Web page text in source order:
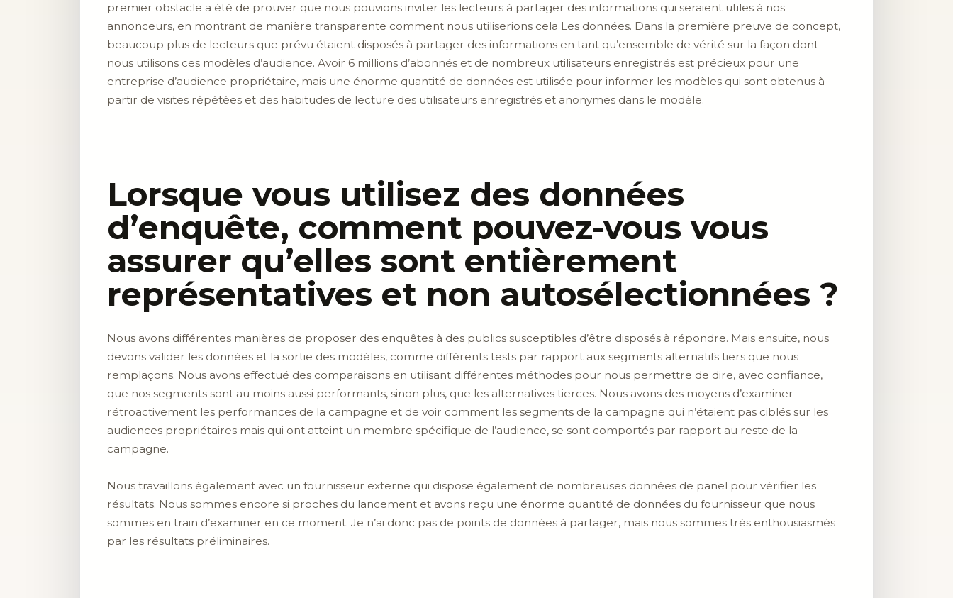
premier obstacle a été de prouver que nous pouvions inviter les lecteurs à partager des informations qui seraient utiles à nos
annonceurs, en montrant de manière transparente comment nous utiliserions cela Les données. Dans la première preuve de concept,
beaucoup plus de lecteurs que prévu étaient disposés à partager des informations en tant qu’ensemble de vérité sur la façon dont
nous utilisons ces modèles d’audience. Avoir 6 millions d’abonnés et de nombreux utilisateurs enregistrés est précieux pour une
entreprise d’audience propriétaire, mais une énorme quantité de données est utilisée pour informer les modèles qui sont obtenus à
partir de visites répétées et des habitudes de lecture des utilisateurs enregistrés et anonymes dans le modèle.
Lorsque vous utilisez des données
d’enquête, comment pouvez-vous vous
assurer qu’elles sont entièrement
représentatives et non autosélectionnées ?
Nous avons différentes manières de proposer des enquêtes à des publics susceptibles d’être disposés à répondre. Mais ensuite, nous
devons valider les données et la sortie des modèles, comme différents tests par rapport aux segments alternatifs tiers que nous
remplaçons. Nous avons effectué des comparaisons en utilisant différentes méthodes pour nous permettre de dire, avec confiance,
que nos segments sont au moins aussi performants, sinon plus, que les alternatives tierces. Nous avons des moyens d’examiner
rétroactivement les performances de la campagne et de voir comment les segments de la campagne qui n’étaient pas ciblés sur les
audiences propriétaires mais qui ont atteint un membre spécifique de l’audience, se sont comportés par rapport au reste de la
campagne.
Nous travaillons également avec un fournisseur externe qui dispose également de nombreuses données de panel pour vérifier les
résultats. Nous sommes encore si proches du lancement et avons reçu une énorme quantité de données du fournisseur que nous
sommes en train d’examiner en ce moment. Je n’ai donc pas de points de données à partager, mais nous sommes très enthousiasmés
par les résultats préliminaires.